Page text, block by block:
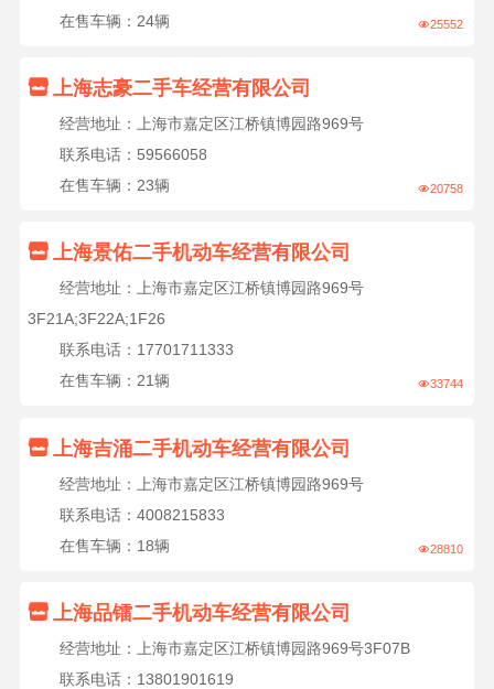
在售车辆：24辆
25552
 上海志豪二手车经营有限公司
经营地址：上海市嘉定区江桥镇博园路969号
联系电话：59566058
在售车辆：23辆
20758
 上海景佑二手机动车经营有限公司
经营地址：上海市嘉定区江桥镇博园路969号
3F21A;3F22A;1F26
联系电话：17701711333
在售车辆：21辆
33744
 上海吉涌二手机动车经营有限公司
经营地址：上海市嘉定区江桥镇博园路969号
联系电话：4008215833
在售车辆：18辆
28810
 上海品镭二手机动车经营有限公司
经营地址：上海市嘉定区江桥镇博园路969号3F07B
联系电话：13801901619